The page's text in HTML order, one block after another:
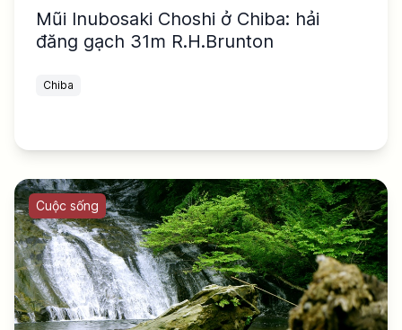
Mũi Inubosaki Choshi ở Chiba: hải
đăng gạch 31m R.H.Brunton
Chiba
Cuộc sống